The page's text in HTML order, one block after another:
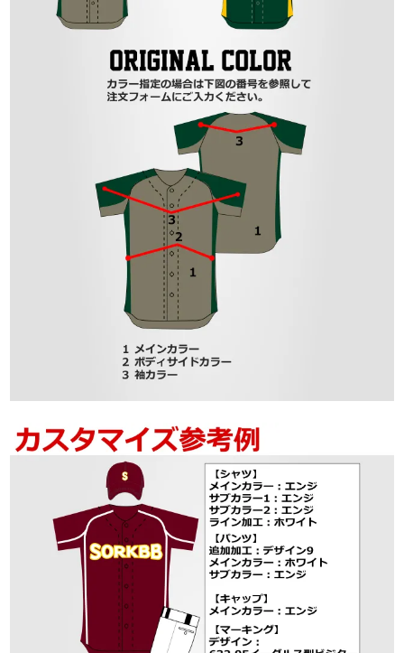
「打ち合わせをしたいが遠方なのでできな
い」「直接行くのに少し不安がある」という
お客様のご要望に沿えますようにオンライン
ショールームを開設しております。
詳細はこちら
close
close
close
close
close
close
close